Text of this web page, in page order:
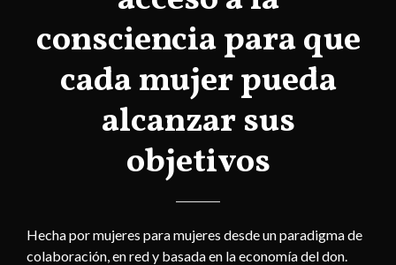
consciencia para que
cada mujer pueda
alcanzar sus
objetivos
Hecha por mujeres para mujeres desde un paradigma de
colaboración, en red y basada en la economía del don.